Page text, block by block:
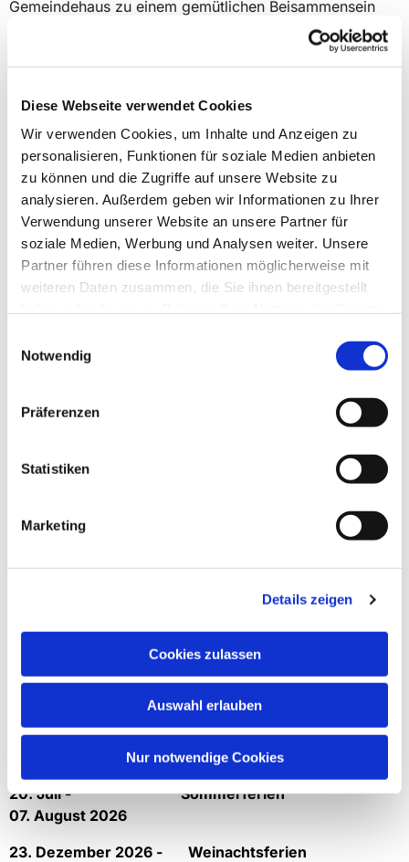
Diese Webseite verwendet Cookies
Wir verwenden Cookies, um Inhalte und Anzeigen zu
personalisieren, Funktionen für soziale Medien anbieten
zu können und die Zugriffe auf unsere Website zu
analysieren. Außerdem geben wir Informationen zu Ihrer
Verwendung unserer Website an unsere Partner für
soziale Medien, Werbung und Analysen weiter. Unsere
Partner führen diese Informationen möglicherweise mit
weiteren Daten zusammen, die Sie ihnen bereitgestellt
Notwendig
Präferenzen
Statistiken
Marketing
Details zeigen
Cookies zulassen
Auswahl erlauben
Nur notwendige Cookies
Gemeindehaus zu einem gemütlichen Beisammensein
zusammen. Bei einem bunten Mitbringbuffet, das von
den Eltern liebevoll gestaltet wurde, blieb Zeit für
Gespräche, Erinnerungen und gemeinsames Feiern.
Ein herzliches Dankeschön an alle, die diesen
besonderen Tag mitgestalten und begleitet haben.
Besonderes Dank geht an Isaak Guderian für seine
Musikalische Unterstützung.
Als Erinnerung haben wir eine Laterne angefertigt, die
mit Fingerabdrücken und Namen von den Kindern und
Familien geschmückt ist. Diese steht in unserem
Eingangsbereich und wird uns an diesen schönen Tag
erinnern.
Schuki
Übernachtung
29. Mai 2026 Kita ab 12:30 Uhr
Vorstellung
05. Juni 2026Kita geschlossen, nach
30. Juni 2026 Kita geschlossen,
Mitarbeiter*innen Ausflug
20. Juli -Sommerferien
07. August 2026
23. Dezember 2026 - Weinachtsferien